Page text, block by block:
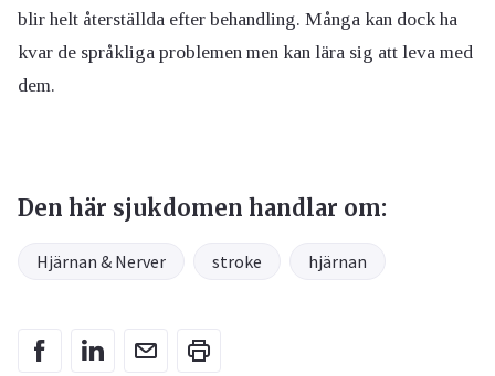
blir helt återställda efter behandling. Många kan dock ha
kvar de språkliga problemen men kan lära sig att leva med
dem.
Den här sjukdomen handlar om:
Hjärnan & Nerver stroke hjärnan